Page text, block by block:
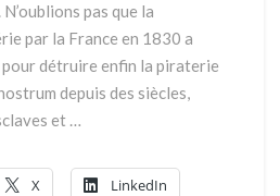
pas que la
par la France en 1830 a
pour détruire enfin la piraterie
depuis des siècles,
et …
X LinkedIn